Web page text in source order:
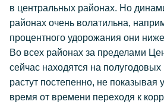
в центральных районах. Но
районах очень волатильна,
процентного удорожания они
Во всех районах за пределами
сейчас находятся на
растут постепенно, не показывая
время от времени переходя к